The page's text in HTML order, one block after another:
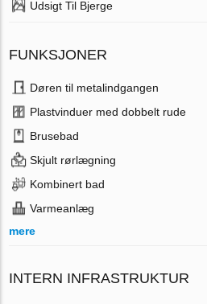
Udsigt Til Bjerge
FUNKSJONER
Døren til metalindgangen
Plastvinduer med dobbelt rude
Brusebad
Skjult rørlægning
Kombinert bad
Varmeanlæg
mere
INTERN INFRASTRUKTUR